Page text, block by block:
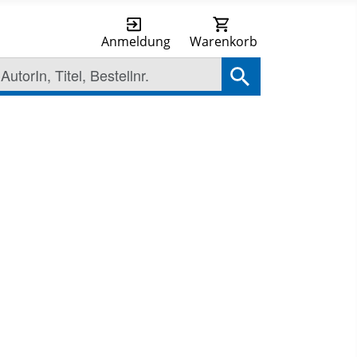
Anmeldung Warenkorb